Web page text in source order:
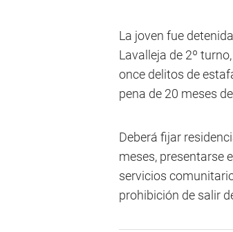
La joven fue
Lavalleja de 2º
once delitos de
pena de 20 meses
Deberá fijar
meses, presentarse
servicios
prohibición de salir